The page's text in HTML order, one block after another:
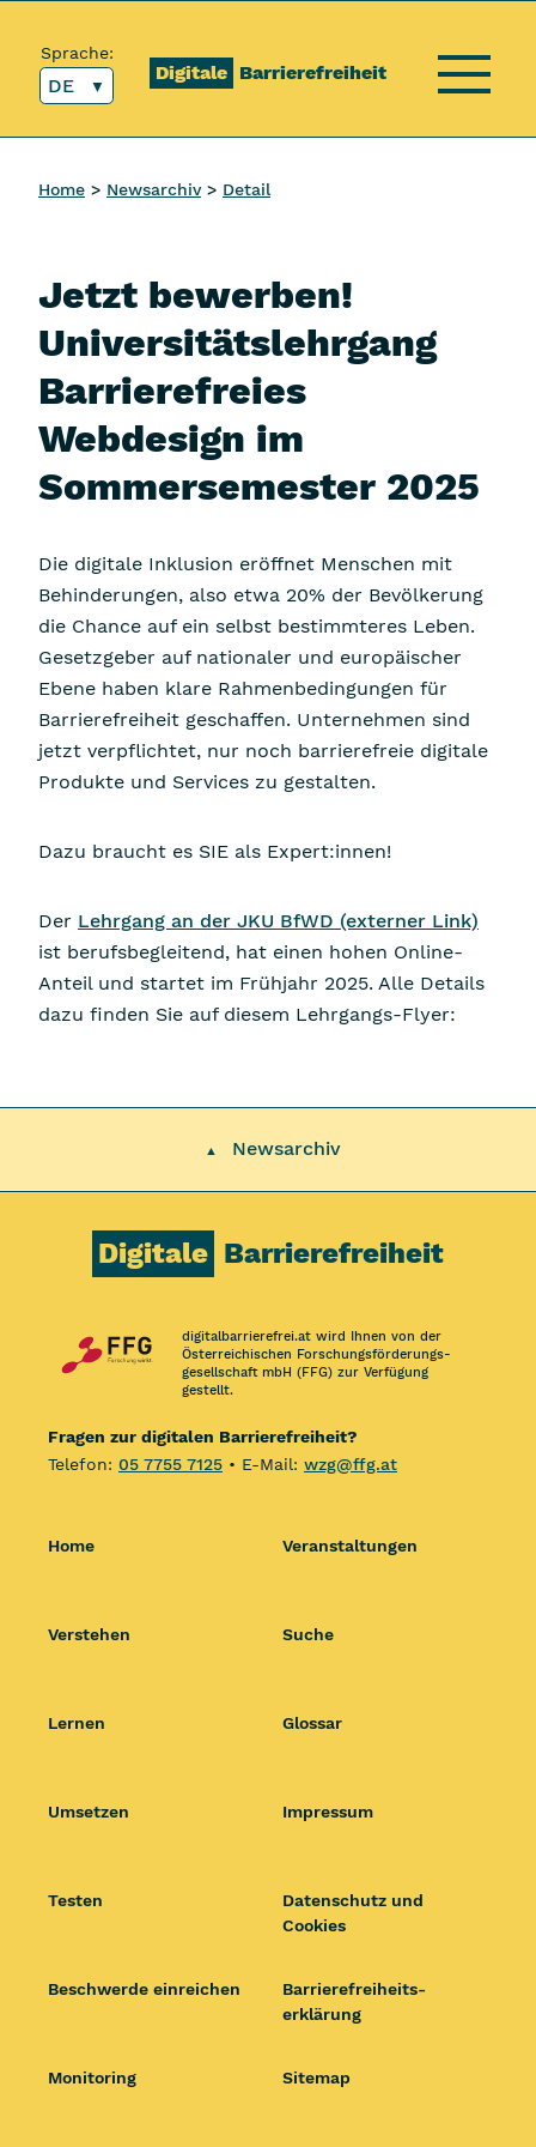
Digitale Barrierefreiheit
Sprache:
DE Menü
Home Newsarchiv Detail
Jetzt bewerben!
Universitätslehrgang
Barrierefreies
Webdesign im
Sommersemester 2025
Die digitale Inklusion eröffnet Menschen mit
Behinderungen, also etwa 20% der Bevölkerung
die Chance auf ein selbst bestimmteres Leben.
Gesetzgeber auf nationaler und europäischer
Ebene haben klare Rahmenbedingungen für
Barrierefreiheit geschaffen. Unternehmen sind
jetzt verpflichtet, nur noch barrierefreie digitale
Produkte und Services zu gestalten.
Dazu braucht es SIE als Expert:innen!
Der Lehrgang an der JKU BfWD (externer Link)
ist berufsbegleitend, hat einen hohen Online-
Anteil und startet im Frühjahr 2025. Alle Details
dazu finden Sie auf diesem Lehrgangs-Flyer:
▲ Newsarchiv
Digitale Barrierefreiheit
digitalbarrierefrei.at wird Ihnen von der
Österreichischen Forschungs­förderungs­
gesellschaft mbH (FFG) zur Verfügung
gestellt.
Fragen zur digitalen Barrierefreiheit?
Telefon: 05 7755 7125 • E-Mail: wzg@ffg.at
Home
Verstehen
Lernen
Umsetzen
Testen
Beschwerde einreichen
Monitoring
Veranstaltungen
Suche
Glossar
Impressum
Datenschutz und
Cookies
Barrierefrei­heits­
erklärung
Sitemap